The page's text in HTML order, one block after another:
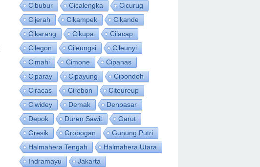
Cibubur
Cicalengka
Cicurug
Cijerah
Cikampek
Cikande
Cikarang
Cikupa
Cilacap
Cilegon
Cileungsi
Cileunyi
Cimahi
Cimone
Cipanas
Ciparay
Cipayung
Cipondoh
Ciracas
Cirebon
Citeureup
Ciwidey
Demak
Denpasar
Depok
Duren Sawit
Garut
Gresik
Grobogan
Gunung Putri
Halmahera Tengah
Halmahera Utara
Indramayu
Jakarta